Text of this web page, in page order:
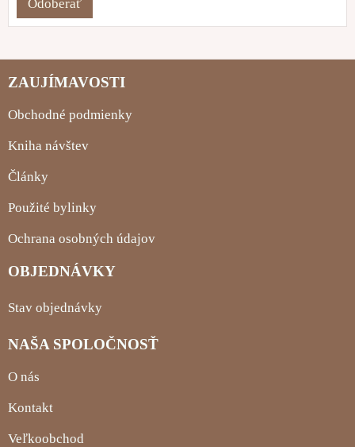
Odoberať
ZAUJÍMAVOSTI
Obchodné podmienky
Kniha návštev
Články
Použité bylinky
Ochrana osobných údajov
OBJEDNÁVKY
Stav objednávky
NAŠA SPOLOČNOSŤ
O nás
Kontakt
Veľkoobchod